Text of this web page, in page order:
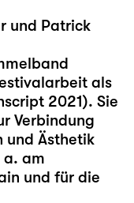
und Patrick
als
2021). Sie
Verbindung
und Ästhetik
am
und für die